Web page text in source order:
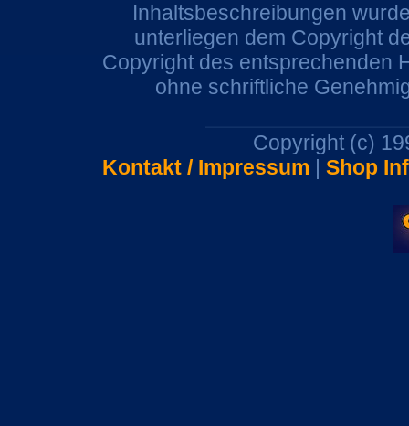
Inhaltsbeschreibungen
unterliegen dem Copyright
Copyright des entsprechenden
ohne schriftliche
Copyright (c)
Kontakt / Impressum | Shop